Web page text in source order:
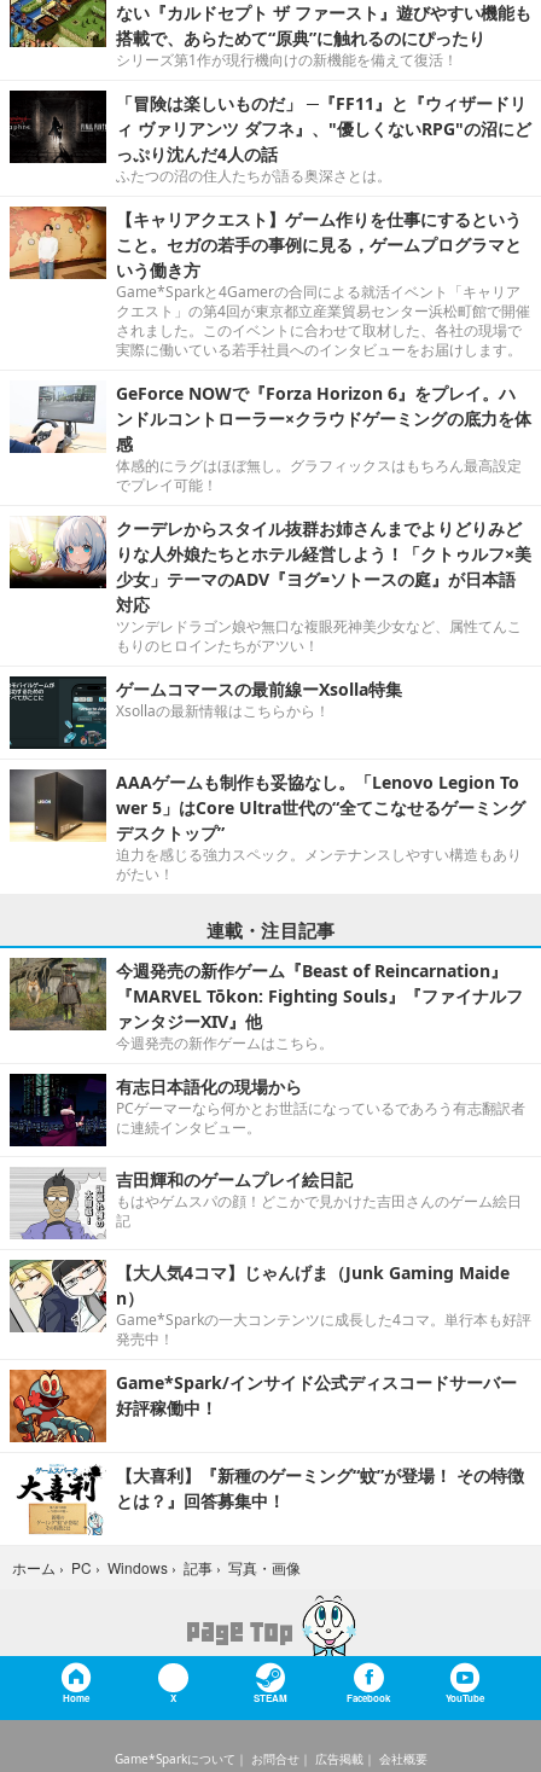
ない『カルドセプト ザ ファースト』遊びやすい機能も
搭載で、あらためて“原典”に触れるのにぴったり
シリーズ第1作が現行機向けの新機能を備えて復活！
「冒険は楽しいものだ」 ─『FF11』と『ウィザードリ
ィ ヴァリアンツ ダフネ』、"優しくないRPG"の沼にど
っぷり沈んだ4人の話
ふたつの沼の住人たちが語る奥深さとは。
【キャリアクエスト】ゲーム作りを仕事にするという
こと。セガの若手の事例に見る，ゲームプログラマと
いう働き方
Game*Sparkと4Gamerの合同による就活イベント「キャリア
クエスト」の第4回が東京都立産業貿易センター浜松町館で開催
されました。このイベントに合わせて取材した、各社の現場で
実際に働いている若手社員へのインタビューをお届けします。
GeForce NOWで『Forza Horizon 6』をプレイ。ハ
ンドルコントローラー×クラウドゲーミングの底力を体
感
体感的にラグはほぼ無し。グラフィックスはもちろん最高設定
でプレイ可能！
クーデレからスタイル抜群お姉さんまでよりどりみど
りな人外娘たちとホテル経営しよう！「クトゥルフ×美
少女」テーマのADV『ヨグ=ソトースの庭』が日本語
対応
ツンデレドラゴン娘や無口な複眼死神美少女など、属性てんこ
もりのヒロインたちがアツい！
ゲームコマースの最前線ーXsolla特集
Xsollaの最新情報はこちらから！
AAAゲームも制作も妥協なし。「Lenovo Legion To
wer 5」はCore Ultra世代の“全てこなせるゲーミング
デスクトップ”
迫力を感じる強力スペック。メンテナンスしやすい構造もあり
がたい！
連載・注目記事
今週発売の新作ゲーム『Beast of Reincarnation』
『MARVEL Tōkon: Fighting Souls』『ファイナルフ
ァンタジーXIV』他
今週発売の新作ゲームはこちら。
有志日本語化の現場から
PCゲーマーなら何かとお世話になっているであろう有志翻訳者
に連続インタビュー。
吉田輝和のゲームプレイ絵日記
もはやゲムスパの顔！どこかで見かけた吉田さんのゲーム絵日
記
【大人気4コマ】じゃんげま（Junk Gaming Maide
n）
Game*Sparkの一大コンテンツに成長した4コマ。単行本も好評
発売中！
Game*Spark/インサイド公式ディスコードサーバー
好評稼働中！
【大喜利】『新種のゲーミング“蚊”が登場！ その特徴
とは？』回答募集中！
ホーム › PC › Windows › 記事 › 写真・画像
Home X STEAM Facebook YouTube
Game*Sparkについて お問合せ 広告掲載
会社概要